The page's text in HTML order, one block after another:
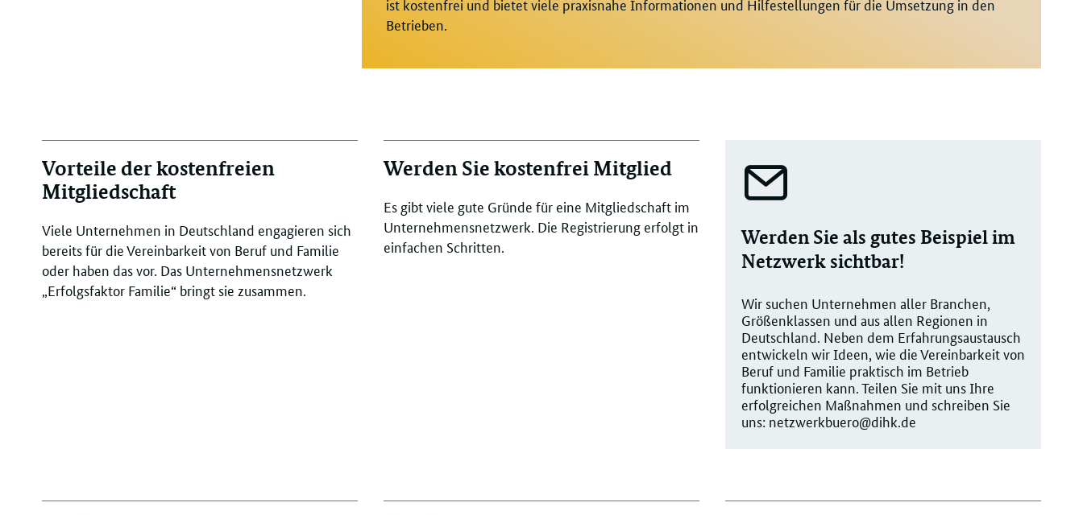
ist kostenfrei und bietet viele praxisnahe Informationen und Hilfestellungen für die Umsetzung in den
Betrieben.
Vorteile der kostenfreien
Mitgliedschaft
Viele Unternehmen in Deutschland engagieren sich
bereits für die Vereinbarkeit von Beruf und Familie
oder haben das vor. Das Unternehmensnetzwerk
„Erfolgsfaktor Familie“ bringt sie zusammen.
Werden Sie kostenfrei Mitglied
Es gibt viele gute Gründe für eine Mitgliedschaft im
Unternehmensnetzwerk. Die Registrierung erfolgt in
einfachen Schritten.
Werden Sie als gutes Beispiel im
Netzwerk sichtbar!
Wir suchen Unternehmen aller Branchen,
Größenklassen und aus allen Regionen in
Deutschland. Neben dem Erfahrungsaustausch
entwickeln wir Ideen, wie die Vereinbarkeit von
Beruf und Familie praktisch im Betrieb
funktionieren kann. Teilen Sie mit uns Ihre
erfolgreichen Maßnahmen und schreiben Sie
uns: netzwerkbuero@dihk.de